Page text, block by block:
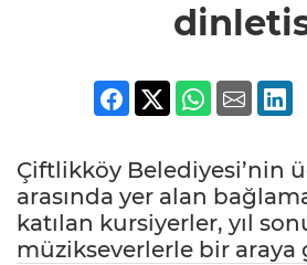
Çiftlikköy Belediyesi’nin
arasında yer alan
katılan kursiyerler, yıl
müzikseverlerle bir araya